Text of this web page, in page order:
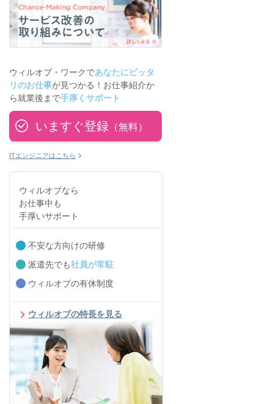
ウィルオブ・ワークであなたにピッタ
リのお仕事が見つかる！お仕事紹介か
ら就業後まで手厚くサポート
いますぐ登録 （無料）
ITエンジニアはこちら
ウィルオブなら
お仕事中も
手厚いサポート
不安な方向けの研修
派遣先でも社員が常駐
ウィルオブの有休制度
ウィルオブの特長を見る